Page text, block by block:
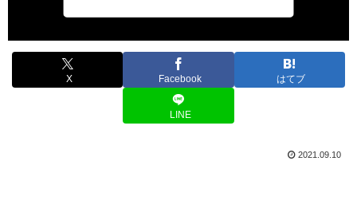
X Facebook はてブ
LINE
2021.09.10